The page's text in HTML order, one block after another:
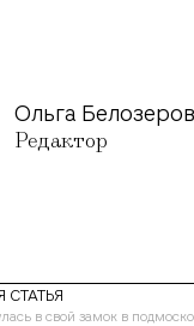
Ольга
Редактор
СТАТЬЯ
в свой замок в